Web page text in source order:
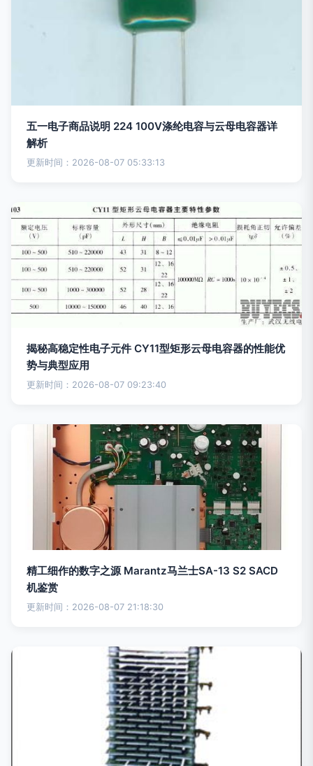
五一电子商品说明 224 100V涤纶电容与云母电容器详
解析
更新时间：2026-08-07 05:33:13
揭秘高稳定性电子元件 CY11型矩形云母电容器的性能优
势与典型应用
更新时间：2026-08-07 09:23:40
精工细作的数字之源 Marantz马兰士SA-13 S2 SACD
机鉴赏
更新时间：2026-08-07 21:18:30